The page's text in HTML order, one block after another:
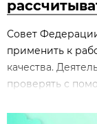
Совет
применить к
качества.
проверять с